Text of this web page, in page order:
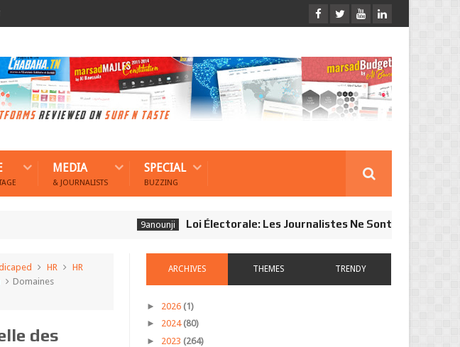
MEDIA
& JOURNALISTS
SPECIAL
BUZZING
9anounji Loi Électorale: Les Journalistes Ne Sont Pas Observateurs
HR
HR
Domaines
des
ARCHIVES THEMES TRENDY
► 2026 (1)
► 2024 (80)
► 2023 (264)